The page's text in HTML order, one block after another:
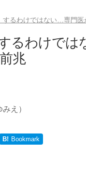
するわけではない…専門
るわけで
兆
え）
B! Bookmark